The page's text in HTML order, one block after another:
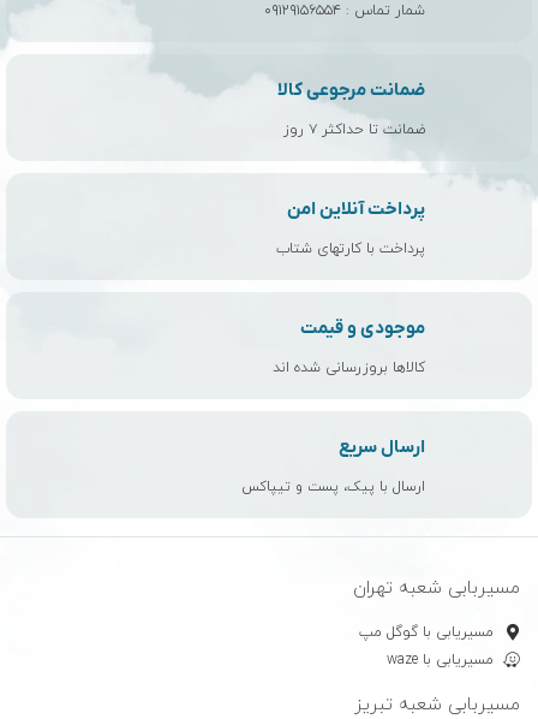
شمار تماس : ۰۹۱۲۹۱۵۶۵۵۴
ضمانت مرجوعی کالا
ضمانت تا حداکثر ۷ روز
پرداخت آنلاین امن
پرداخت با کارتهای شتاب
موجودی و قیمت
کالاها بروزرسانی شده اند
ارسال سریع
ارسال با پیک، پست و تیپاکس
مسیربابی شعبه تهران
مسیریابی با گوگل مپ
مسیریابی با waze
مسیربابی شعبه تبریز